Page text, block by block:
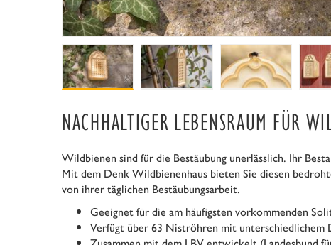
NACHHALTIGER LEBENSRAUM FÜR
Wildbienen sind für die Bestäubung unerlässlich. Ihr
Mit dem Denk Wildbienenhaus bieten Sie diesen
von ihrer täglichen Bestäubungsarbeit.
Geeignet für die am häufigsten vorkommenden
Verfügt über 63 Niströhren mit unterschiedlichem